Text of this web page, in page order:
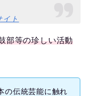
イト
部等の珍しい活動
の伝統芸能に触れ